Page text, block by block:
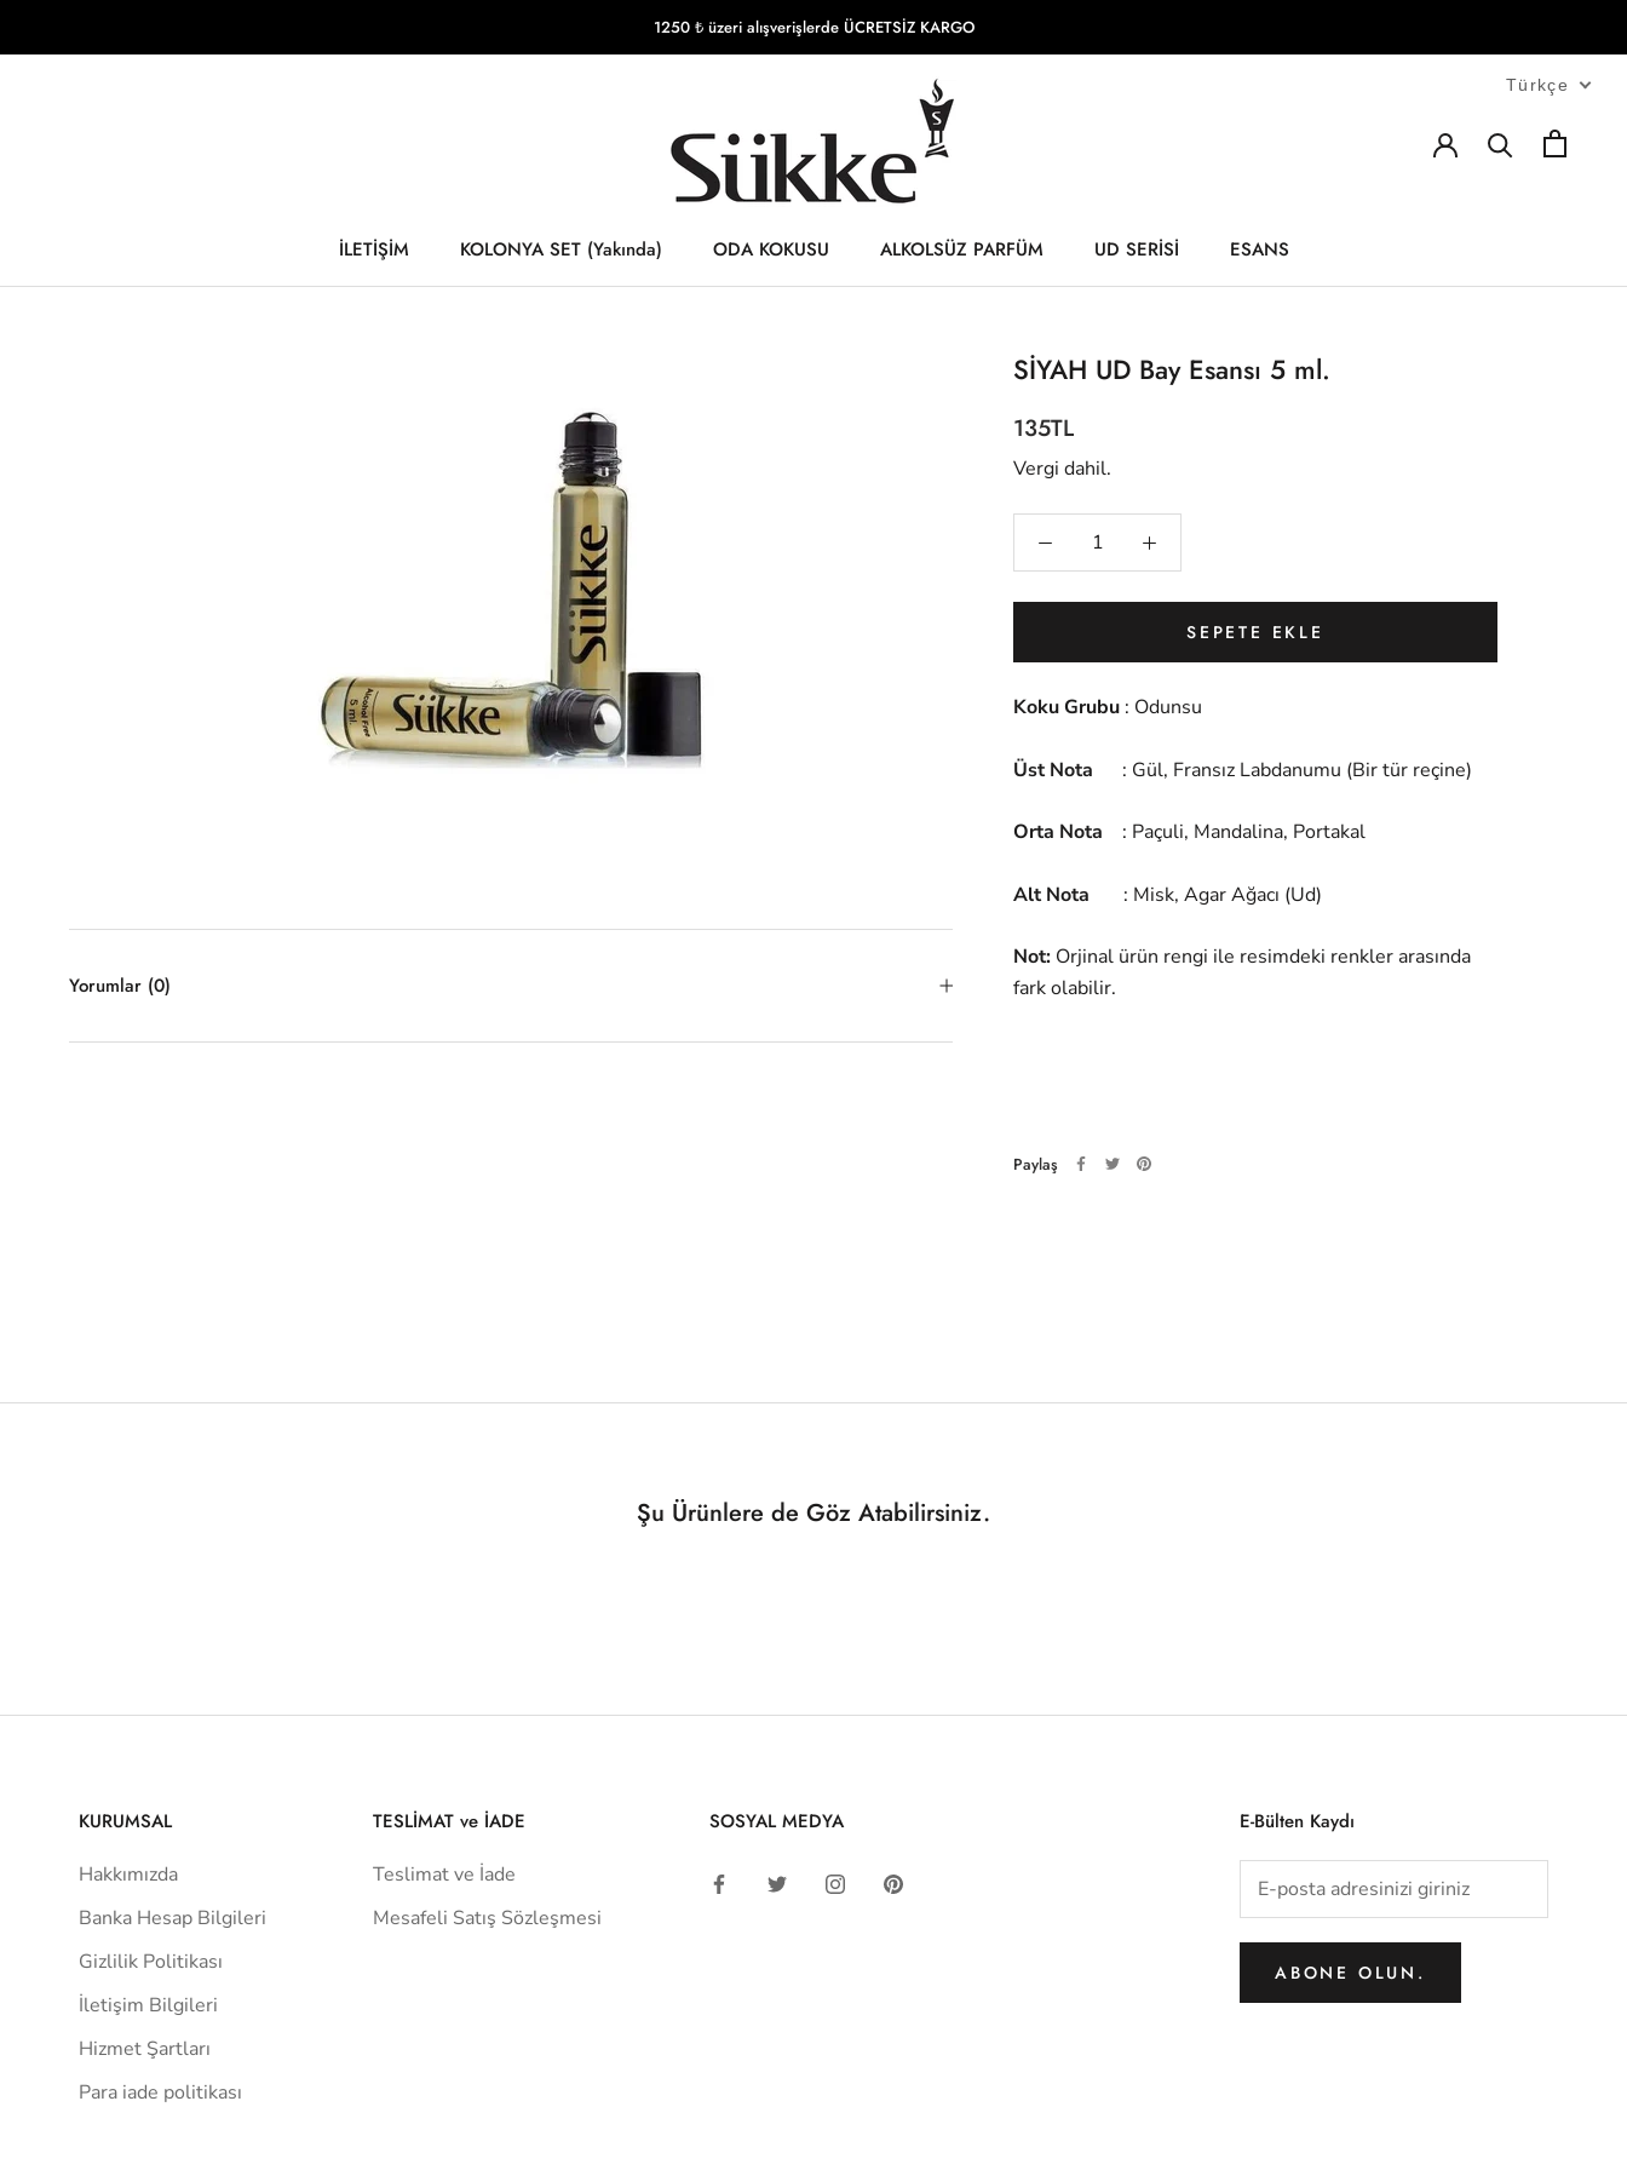
1250 ₺ üzeri alışverişlerde ÜCRETSİZ KARGO
İLETİŞİM
KOLONYA SET (Yakında)
ODA KOKUSU
ALKOLSÜZ PARFÜM
UD SERİSİ
ESANS
SİYAH UD Bay Esansı 5 ml.
135TL
Vergi dahil.
SEPETE EKLE
Koku Grubu : Odunsu
Üst Nota : Gül, Fransız Labdanumu (Bir tür reçine)
Orta Nota : Paçuli, Mandalina, Portakal
Alt Nota : Misk, Agar Ağacı (Ud)
Not: Orjinal ürün rengi ile resimdeki renkler arasında
fark olabilir.
Paylaş
Yorumlar (0)
Şu Ürünlere de Göz Atabilirsiniz.
KURUMSAL
Hakkımızda
Banka Hesap Bilgileri
Gizlilik Politikası
İletişim Bilgileri
Hizmet Şartları
Para iade politikası
TESLİMAT ve İADE
Teslimat ve İade
Mesafeli Satış Sözleşmesi
SOSYAL MEDYA E-Bülten Kaydı
ABONE OLUN.
Türkçe